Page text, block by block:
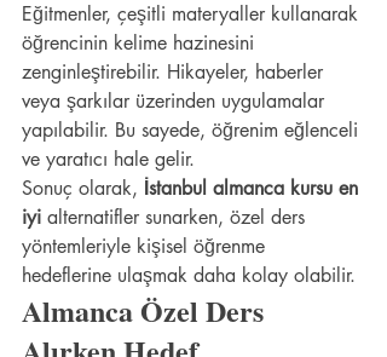
Eğitmenler, çeşitli materyaller kullanarak
öğrencinin kelime hazinesini
zenginleştirebilir. Hikayeler, haberler
veya şarkılar üzerinden uygulamalar
yapılabilir. Bu sayede, öğrenim eğlenceli
ve yaratıcı hale gelir.
Sonuç olarak, İstanbul almanca kursu en
iyi alternatifler sunarken, özel ders
yöntemleriyle kişisel öğrenme
hedeflerine ulaşmak daha kolay olabilir.
Almanca Özel Ders